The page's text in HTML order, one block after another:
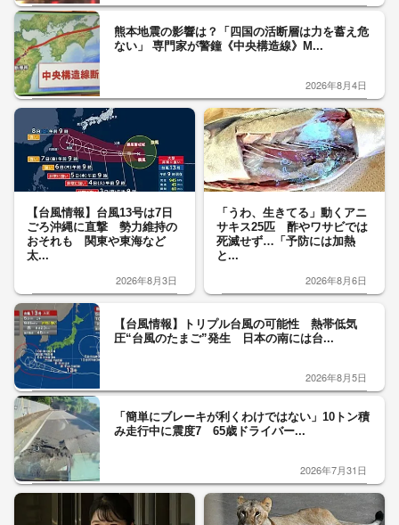
熊本地震の影響は？「四国の活断層は力を蓄え危
ない」 専門家が警鐘《中央構造線》M...
2026年8月4日
【台風情報】台風13号は7日
ごろ沖縄に直撃 勢力維持の
おそれも 関東や東海など
太...
2026年8月3日
「うわ、生きてる」動くアニ
サキス25匹 酢やワサビでは
死滅せず…「予防には加熱
と...
2026年8月6日
【台風情報】トリプル台風の可能性 熱帯低気
圧“台風のたまご”発生 日本の南には台...
2026年8月5日
「簡単にブレーキが利くわけではない」10トン積
み走行中に震度7 65歳ドライバー...
2026年7月31日